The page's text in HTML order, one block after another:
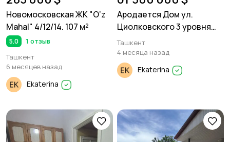
Новомосковская ЖК "O’z
Mahal" 4/12/14. 107 м²
5.0
1 отзыв
Ташкент
6 месяцев назад
Ekaterina
Ародается Дом ул.
Циолковского 3 уровня
200м² 5 комнат
Ташкент
4 месяца назад
Ekaterina